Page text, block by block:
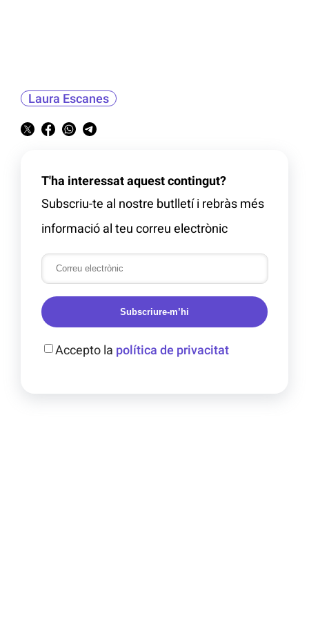
Laura Escanes
T'ha interessat aquest contingut?
Subscriu-te al nostre butlletí i rebràs més
informació al teu correu electrònic
Subscriure-m’hi
Accepto la política de privacitat